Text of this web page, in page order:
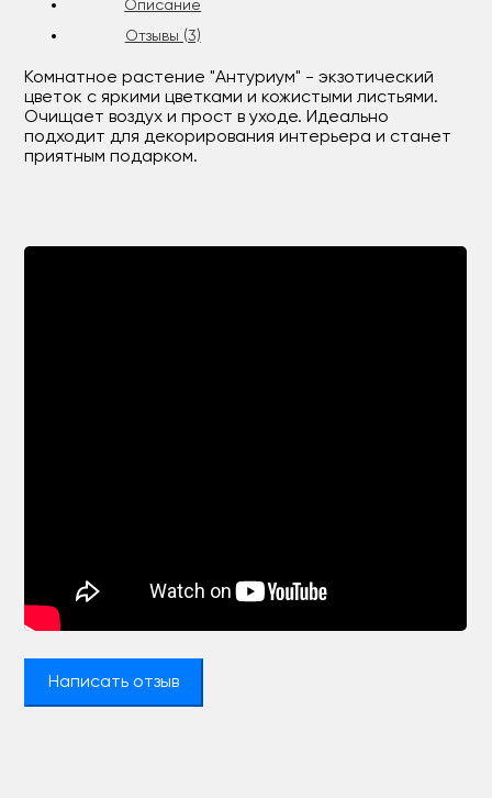
Описание
Отзывы (3)
Комнатное растение "Антуриум" - экзотический
цветок с яркими цветками и кожистыми листьями.
Очищает воздух и прост в уходе. Идеально
подходит для декорирования интерьера и станет
приятным подарком.
Написать отзыв